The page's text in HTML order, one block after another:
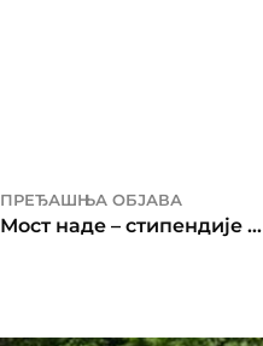
ПРЕЂАШЊА ОБЈАВА
Мост наде – стипендије за нашу дјецу на Косову и Метохији